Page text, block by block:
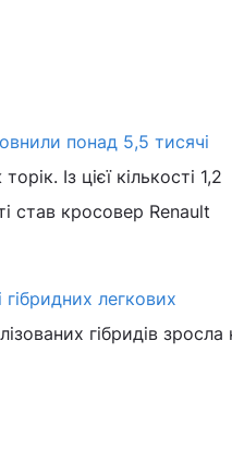
понад 5,5 тисячі
Із цієї кількості 1,2
став кросовер Renault
легкових
гібридів зросла